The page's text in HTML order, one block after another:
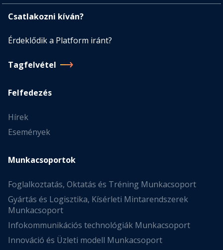
Csatlakozni kíván?
Érdeklődik a Platform iránt?
Tagfelvétel
Felfedezés
Hírek
Események
Munkacsoportok
Foglalkoztatás, Oktatás és Tréning Munkacsoport
Gyártás és Logisztika, Kísérleti Mintarendszerek
Munkacsoport
Infokommunikációs technológiák Munkacsoport
Innováció és Üzleti modell Munkacsoport